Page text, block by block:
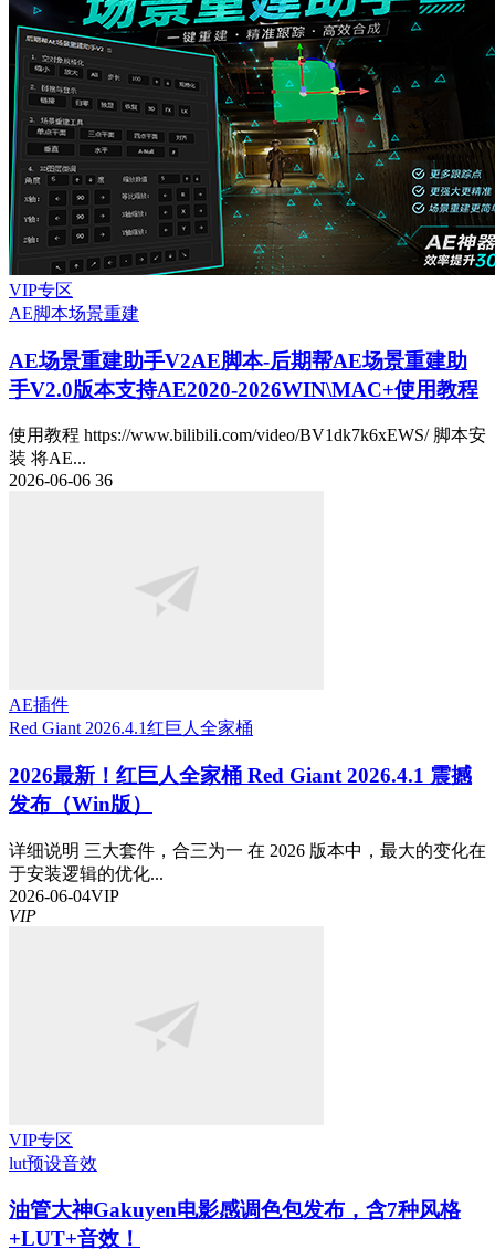
VIP专区
AE脚本场景重建
AE场景重建助手V2AE脚本-后期帮AE场景重建助
手V2.0版本支持AE2020-2026WIN\MAC+使用教程
使用教程 https://www.bilibili.com/video/BV1dk7k6xEWS/ 脚本安
装 将AE...
2026-06-06 36
AE插件
Red Giant 2026.4.1红巨人全家桶
2026最新！红巨人全家桶 Red Giant 2026.4.1 震撼
发布（Win版）
详细说明 三大套件，合三为一 在 2026 版本中，最大的变化在
于安装逻辑的优化...
2026-06-04VIP
VIP
VIP专区
lut预设音效
油管大神Gakuyen电影感调色包发布，含7种风格
+LUT+音效！